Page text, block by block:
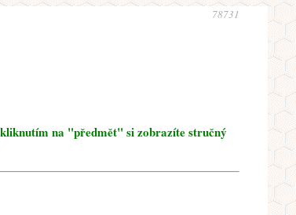
78731
na "předmět" si zobrazíte stručný